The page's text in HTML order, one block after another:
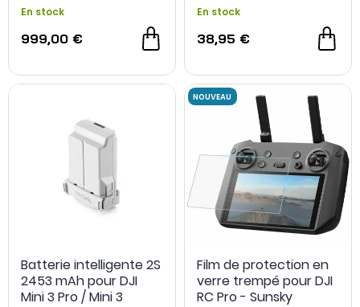
En stock
999,00 €
En stock
38,95 €
Batterie intelligente 2S
2453 mAh pour DJI
Mini 3 Pro / Mini 3
NOUVEAU
Film de protection en
verre trempé pour DJI
RC Pro - Sunsky